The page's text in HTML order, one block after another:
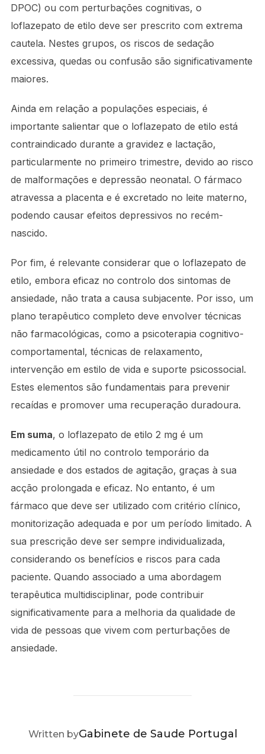
DPOC) ou com perturbações cognitivas, o
loflazepato de etilo deve ser prescrito com extrema
cautela. Nestes grupos, os riscos de sedação
excessiva, quedas ou confusão são significativamente
maiores.
Ainda em relação a populações especiais, é
importante salientar que o loflazepato de etilo está
contraindicado durante a gravidez e lactação,
particularmente no primeiro trimestre, devido ao risco
de malformações e depressão neonatal. O fármaco
atravessa a placenta e é excretado no leite materno,
podendo causar efeitos depressivos no recém-
nascido.
Por fim, é relevante considerar que o loflazepato de
etilo, embora eficaz no controlo dos sintomas de
ansiedade, não trata a causa subjacente. Por isso, um
plano terapêutico completo deve envolver técnicas
não farmacológicas, como a psicoterapia cognitivo-
comportamental, técnicas de relaxamento,
intervenção em estilo de vida e suporte psicossocial.
Estes elementos são fundamentais para prevenir
recaídas e promover uma recuperação duradoura.
Em suma, o loflazepato de etilo 2 mg é um
medicamento útil no controlo temporário da
ansiedade e dos estados de agitação, graças à sua
acção prolongada e eficaz. No entanto, é um
fármaco que deve ser utilizado com critério clínico,
monitorização adequada e por um período limitado. A
sua prescrição deve ser sempre individualizada,
considerando os benefícios e riscos para cada
paciente. Quando associado a uma abordagem
terapêutica multidisciplinar, pode contribuir
significativamente para a melhoria da qualidade de
vida de pessoas que vivem com perturbações de
ansiedade.
POST AUTHOR
Written byGabinete de Saude Portugal